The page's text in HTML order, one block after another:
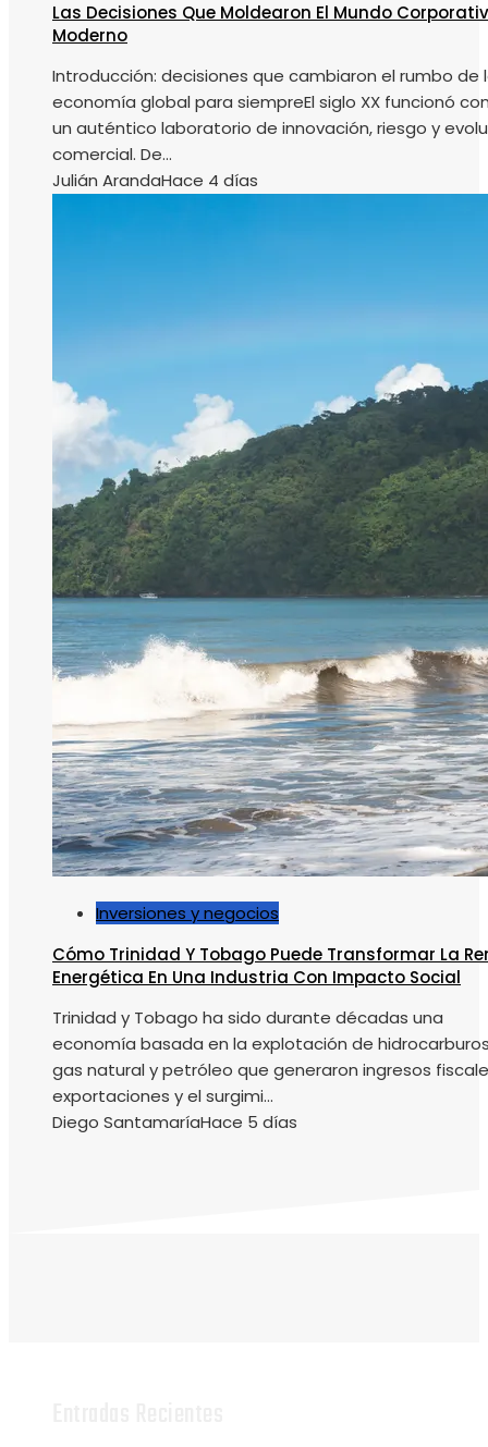
Las Decisiones Que Moldearon El Mundo
Moderno
Introducción: decisiones que cambiaron el rumbo de
economía global para siempreEl siglo XX funcionó
un auténtico laboratorio de innovación, riesgo y
comercial. De...
Julián ArandaHace 4 días
Inversiones y negocios
Cómo Trinidad Y Tobago Puede Transformar La
Energética En Una Industria Con Impacto Social
Trinidad y Tobago ha sido durante décadas una
economía basada en la explotación de
gas natural y petróleo que generaron ingresos
exportaciones y el surgimi...
Diego SantamaríaHace 5 días